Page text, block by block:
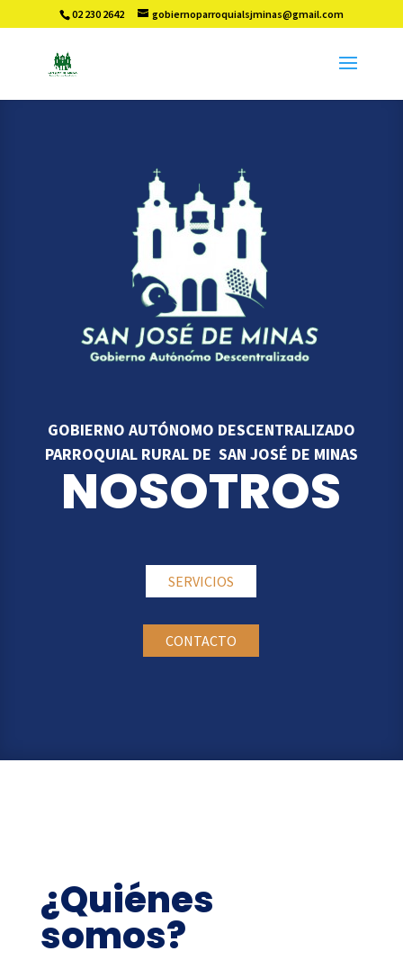
02 230 2642 gobiernoparroquialsjminas@gmail.com
GOBIERNO AUTÓNOMO DESCENTRALIZADO
PARROQUIAL RURAL DE SAN JOSÉ DE MINAS
NOSOTROS
SERVICIOS
CONTACTO
¿Quiénes
somos?